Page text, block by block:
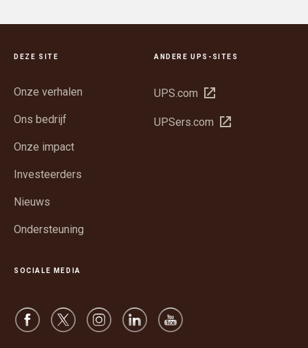
DEZE SITE
Onze verhalen
Ons bedrijf
Onze impact
Investeerders
Nieuws
Ondersteuning
ANDERE UPS-SITES
UPS.com Opent
een
UPSers.com Opent
SOCIALE MEDIA